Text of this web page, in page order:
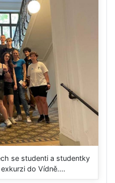
se studenti a studentky
do Vídně....